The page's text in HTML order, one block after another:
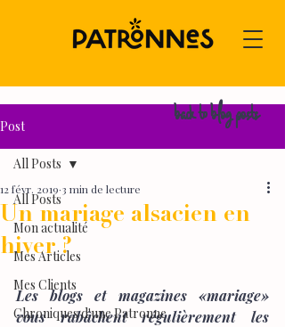
Post
All Posts
Mon actualité
Mes Articles
Mes Clients
Chroniques d'une Patronne
All Posts
Un mariage alsacien en
hiver ?
12 févr. 2019 3 min de lecture
Les blogs et magazines «mariage»
vous rabâchent régulièrement les
back to blog posts